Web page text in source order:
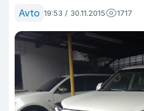
Avto 19:53 / 30.11.2015 1717